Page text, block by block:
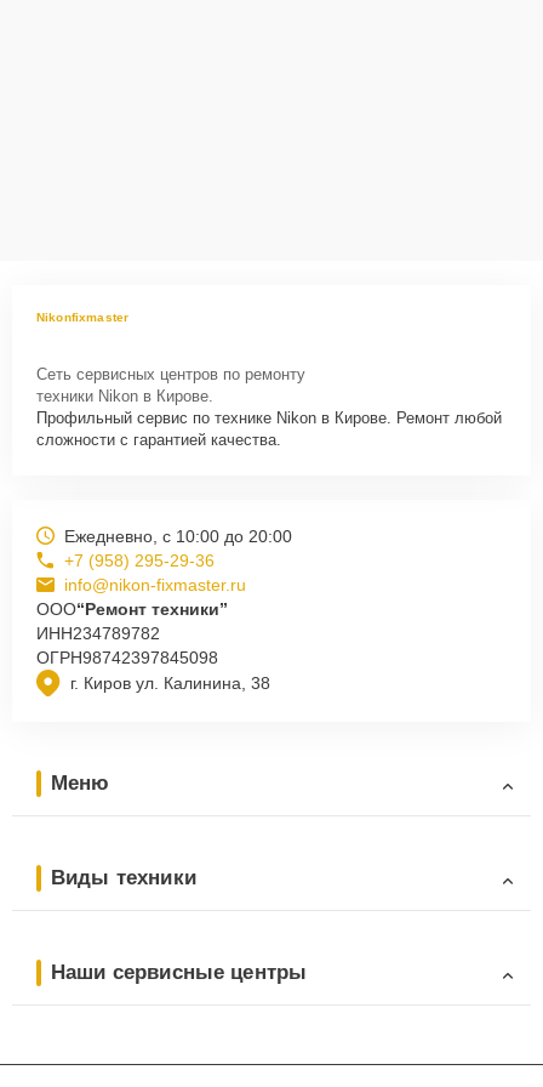
Nikonfixmaster
Сеть сервисных центров по ремонту
техники Nikon в Кирове.
Профильный сервис по технике Nikon в Кирове. Ремонт любой
сложности с гарантией качества.
г. Киров ул. Калинина, 38
Ежедневно, с 10:00 до 20:00
+7 (958) 295-29-36
info@nikon-fixmaster.ru
ООО“Ремонт техники”
ИНН234789782
ОГРН98742397845098
Меню
Виды техники
Наши сервисные центры